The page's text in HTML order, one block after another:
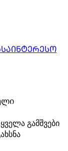
ᲡᲐᲘᲜᲢᲔᲠᲔᲡᲝ
გამშვები